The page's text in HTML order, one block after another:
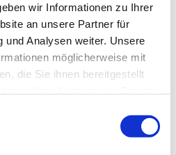
wir Informationen zu Ihrer
an unsere Partner für
und Analysen weiter. Unsere
möglicherweise mit
die Sie ihnen bereitgestellt